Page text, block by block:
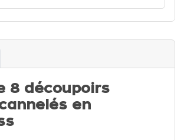
8 découpoirs
en